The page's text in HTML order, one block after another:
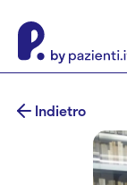
Indietro